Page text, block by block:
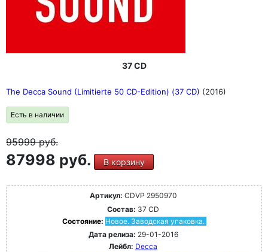
37 CD
The Decca Sound (Limitierte 50 CD-Edition) (37 CD) (2016)
Есть в наличии
95999руб.
87998 руб. В корзину
Артикул: CDVP 2950970
Состав: 37 CD
Состояние: Новое. Заводская упаковка.
Дата релиза: 29-01-2016
Лейбл: Decca